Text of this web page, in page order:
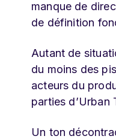
manque de
de définition
Autant de
du moins des
acteurs du
parties d’Urban
Un ton